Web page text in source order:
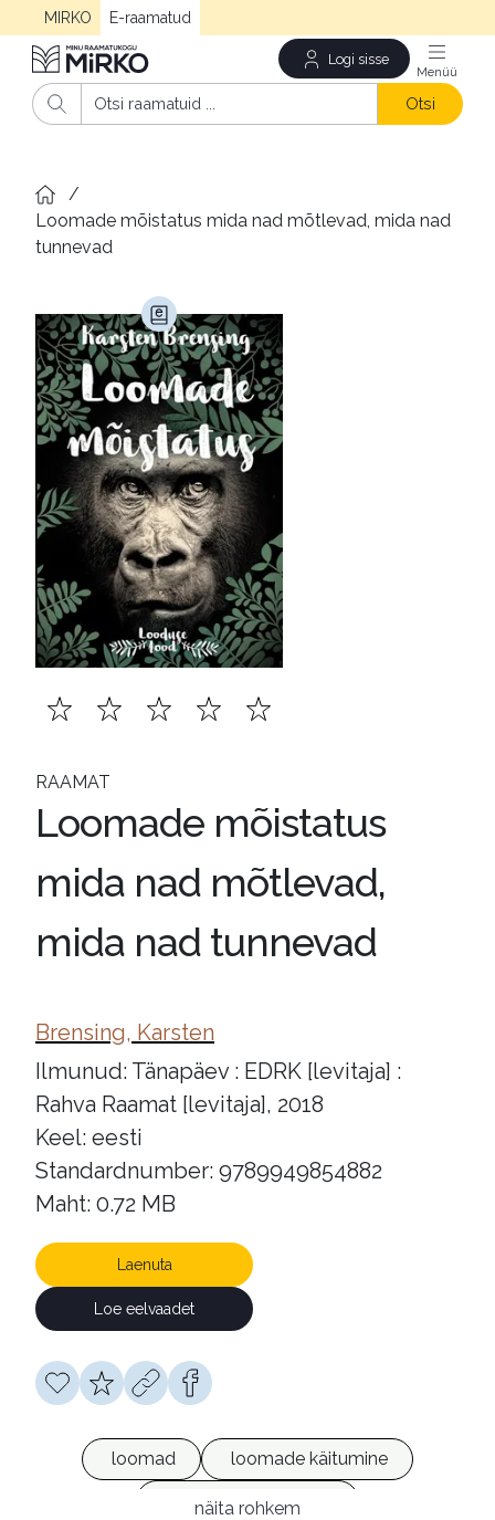
MIRKO E-raamatud
Logi sisse
Otsi
/
Loomade mõistatus mida nad mõtlevad, mida nad
tunnevad
RAAMAT
Loomade mõistatus
mida nad mõtlevad,
mida nad tunnevad
Brensing, Karsten
Ilmunud: Tänapäev : EDRK [levitaja] :
Rahva Raamat [levitaja], 2018
Keel: eesti
Standardnumber: 9789949854882
Maht: 0.72 MB
Laenuta
Loe eelvaadet
loomad
loomade käitumine
loomade suhtlemine
näita rohkem